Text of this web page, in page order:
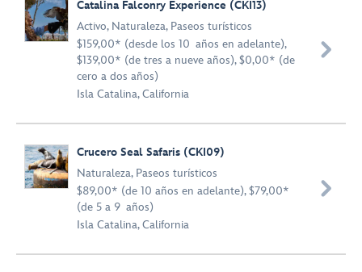
Catalina Falconry Experience (CKI13)
Activo, Naturaleza, Paseos turísticos
$159,00* (desde los 10 años en adelante),
$139,00* (de tres a nueve años), $0,00* (de
cero a dos años)
Isla Catalina, California

Crucero Seal Safaris (CKI09)
Naturaleza, Paseos turísticos
$89,00* (de 10 años en adelante), $79,00*
(de 5 a 9 años)
Isla Catalina, California
